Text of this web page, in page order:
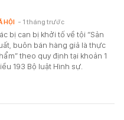
bị can bị khởi tố về tội “Sản
buôn bán hàng giả là thực
theo quy định tại khoản 1
193 Bộ luật Hình sự.
HỘI - 1 tháng trước